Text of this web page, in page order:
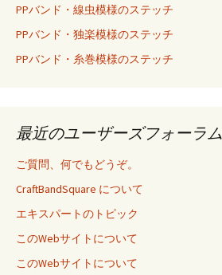
PPバンド・線虫模様のステッチ
PPバンド・独楽模様のステッチ
PPバンド・糸巻模様のステッチ
最近のユーザーズフォーラム
ご質問、何でもどうぞ。
CraftBandSquare について
エキスパートのトピック
このWebサイトについて
このWebサイトについて